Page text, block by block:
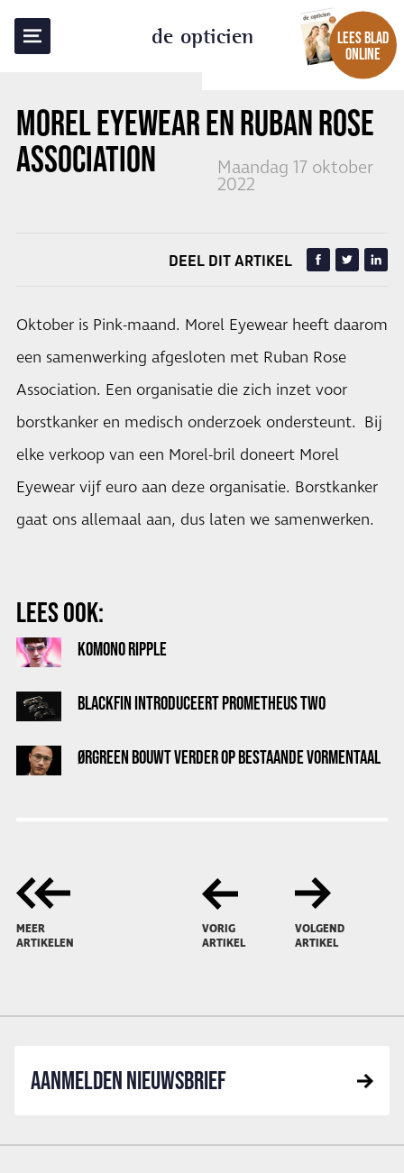
de opticien
LEES BLAD
ONLINE
MOREL EYEWEAR EN RUBAN ROSE
ASSOCIATION
Maandag 17 oktober
2022
TERUG NAAR OVERZICHT
DEEL DIT ARTIKEL
Oktober is Pink-maand. Morel Eyewear heeft daarom
een samenwerking afgesloten met Ruban Rose
Association. Een organisatie die zich inzet voor
borstkanker en medisch onderzoek ondersteunt. Bij
elke verkoop van een Morel-bril doneert Morel
Eyewear vijf euro aan deze organisatie. Borstkanker
gaat ons allemaal aan, dus laten we samenwerken.
LEES OOK:
KOMONO RIPPLE
BLACKFIN INTRODUCEERT PROMETHEUS TWO
ØRGREEN BOUWT VERDER OP BESTAANDE VORMENTAAL
MEER
ARTIKELEN
VORIG
ARTIKEL
VOLGEND
ARTIKEL
AANMELDEN NIEUWSBRIEF